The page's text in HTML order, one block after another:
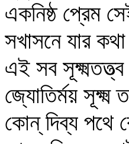
একনিষ্ঠ প্রেম
সখাসনে যার
এই সব
জ্যোতির্ময় সূক্ষ্ম
কোন্‌ দিব্য